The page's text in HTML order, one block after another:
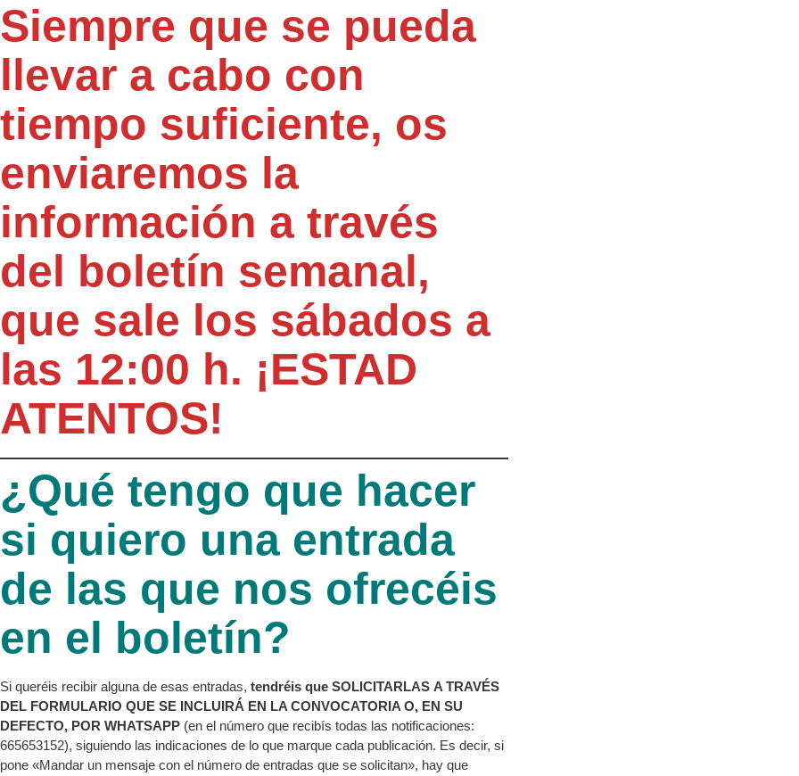
Siempre que se pueda
llevar a cabo con
tiempo suficiente, os
enviaremos la
información a través
del boletín semanal,
que sale los sábados a
las 12:00 h. ¡ESTAD
ATENTOS!
¿Qué tengo que hacer
si quiero una entrada
de las que nos ofrecéis
en el boletín?
Si queréis recibir alguna de esas entradas, tendréis que SOLICITARLAS A TRAVÉS
DEL FORMULARIO QUE SE INCLUIRÁ EN LA CONVOCATORIA O, EN SU
DEFECTO, POR WHATSAPP (en el número que recibís todas las notificaciones:
665653152), siguiendo las indicaciones de lo que marque cada publicación. Es decir, si
pone «Mandar un mensaje con el número de entradas que se solicitan», hay que